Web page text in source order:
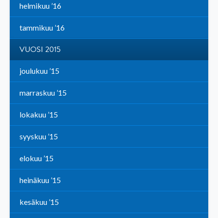
helmikuu ’16
tammikuu ’16
VUOSI 2015
joulukuu ’15
marraskuu ’15
lokakuu ’15
syyskuu ’15
elokuu ’15
heinäkuu ’15
kesäkuu ’15